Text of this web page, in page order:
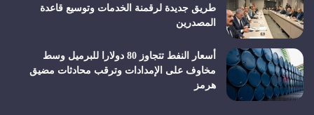
طريق جديدة لرقمنة الخدمات وتوسيع قاعدة
المصدرين
أسعار النفط تتجاوز 80 دولارا للبرميل وسط
مخاوف على الإمدادات وترقب محادثات مضيق
هرمز